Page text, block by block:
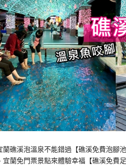
蘭礁溪泡溫泉不能錯過【礁溪免費泡腳
宜蘭免門票景點來體驗幸福【礁溪免費